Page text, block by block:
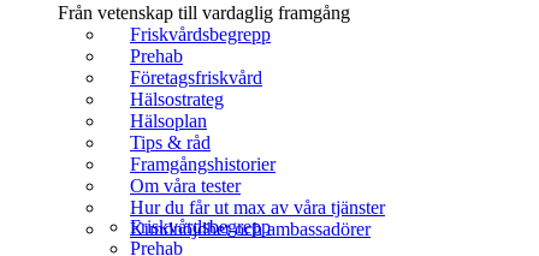
Från vetenskap till vardaglig framgång
Friskvårdsbegrepp
Prehab
Företagsfriskvård
Hälsostrateg
Hälsoplan
Tips & råd
Framgångshistorier
Om våra tester
Hur du får ut max av våra tjänster
Kundnöjdhet och ambassadörer
Friskvårdsbegrepp
Prehab